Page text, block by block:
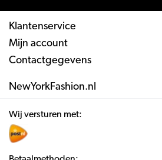
Klantenservice
Mijn account
Contactgegevens
NewYorkFashion.nl
Wij versturen met: